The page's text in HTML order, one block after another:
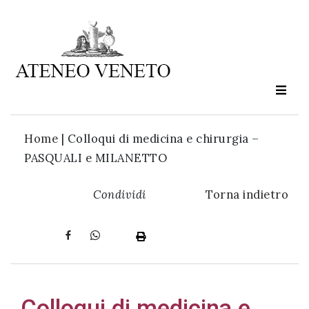
Home | Colloqui di medicina e chirurgia –
PASQUALI e MILANETTO
Condividi Torna indietro
Ateneo
è
cultura